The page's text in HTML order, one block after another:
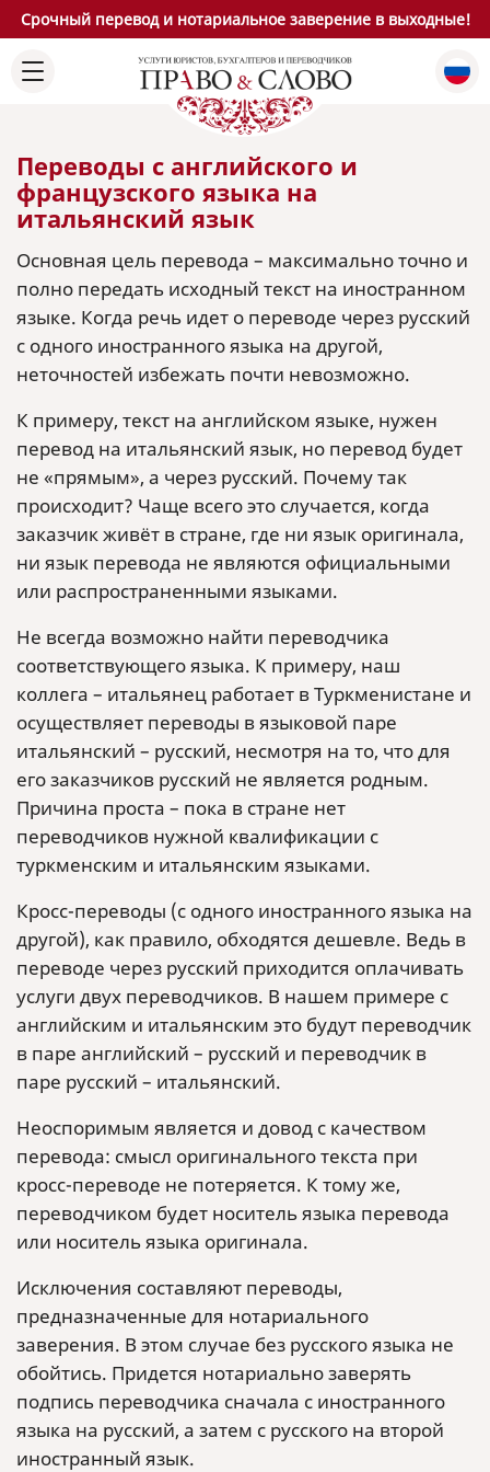
Срочный перевод и нотариальное заверение в выходные!
Переводы с английского и
французского языка на
итальянский язык
Основная цель перевода – максимально точно и
полно передать исходный текст на иностранном
языке. Когда речь идет о переводе через русский
с одного иностранного языка на другой,
неточностей избежать почти невозможно.
К примеру, текст на английском языке, нужен
перевод на итальянский язык, но перевод будет
не «прямым», а через русский. Почему так
происходит? Чаще всего это случается, когда
заказчик живёт в стране, где ни язык оригинала,
ни язык перевода не являются официальными
или распространенными языками.
Не всегда возможно найти переводчика
соответствующего языка. К примеру, наш
коллега – итальянец работает в Туркменистане и
осуществляет переводы в языковой паре
итальянский – русский, несмотря на то, что для
его заказчиков русский не является родным.
Причина проста – пока в стране нет
переводчиков нужной квалификации с
туркменским и итальянским языками.
Кросс-переводы (с одного иностранного языка на
другой), как правило, обходятся дешевле. Ведь в
переводе через русский приходится оплачивать
услуги двух переводчиков. В нашем примере с
английским и итальянским это будут переводчик
в паре английский – русский и переводчик в
паре русский – итальянский.
Неоспоримым является и довод с качеством
перевода: смысл оригинального текста при
кросс-переводе не потеряется. К тому же,
переводчиком будет носитель языка перевода
или носитель языка оригинала.
Исключения составляют переводы,
предназначенные для нотариального
заверения. В этом случае без русского языка не
обойтись. Придется нотариально заверять
подпись переводчика сначала с иностранного
языка на русский, а затем с русского на второй
иностранный язык.